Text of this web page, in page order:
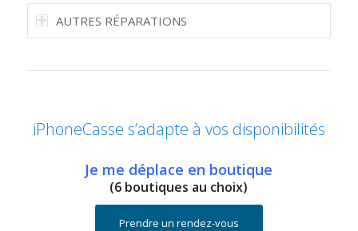
AUTRES RÉPARATIONS
iPhoneCasse s’adapte à vos disponibilités
Je me déplace en boutique
(6 boutiques au choix)
Prendre un rendez-vous